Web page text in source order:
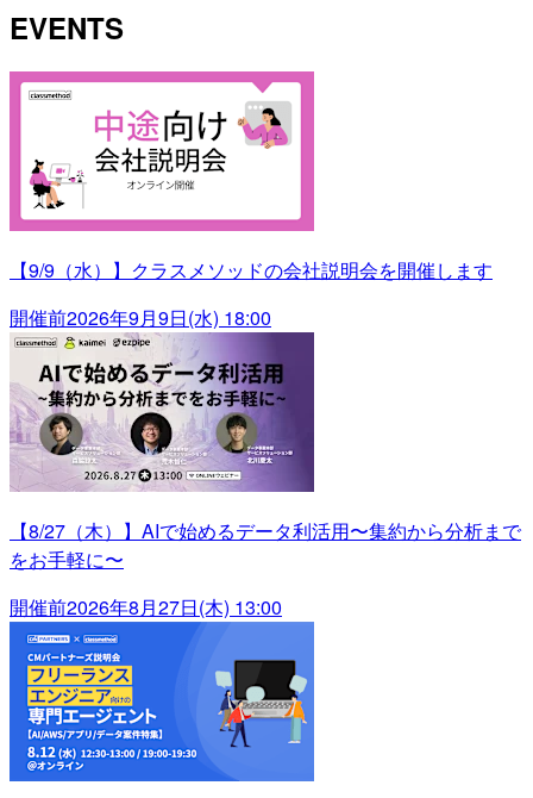
EVENTS
【9/9（水）】クラスメソッドの会社説明会を開催します
開催前2026年9月9日(水) 18:00
【8/27（木）】AIで始めるデータ利活用〜集約から分析まで
をお手軽に〜
開催前2026年8月27日(木) 13:00